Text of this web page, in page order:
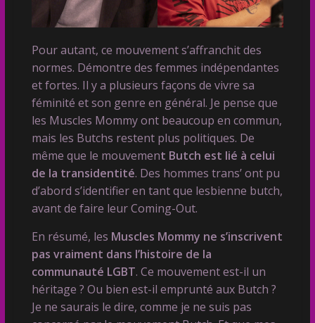
Pour autant, ce mouvement s’affranchit des
normes. Démontre des femmes indépendantes
et fortes. Il y a plusieurs façons de vivre sa
féminité et son genre en général. Je pense que
les Muscles Mommy ont beaucoup en commun,
mais les Butchs restent plus politiques. De
même que le mouvement Butch est lié à celui
de la transidentité. Des hommes trans’ ont pu
d’abord s’identifier en tant que lesbienne butch,
avant de faire leur Coming-Out.
En résumé, les Muscles Mommy ne s’inscrivent
pas vraiment dans l’histoire de la
communauté LGBT. Ce mouvement est-il un
héritage ? Ou bien est-il emprunté aux Butch ?
Je ne saurais le dire, comme je ne suis pas